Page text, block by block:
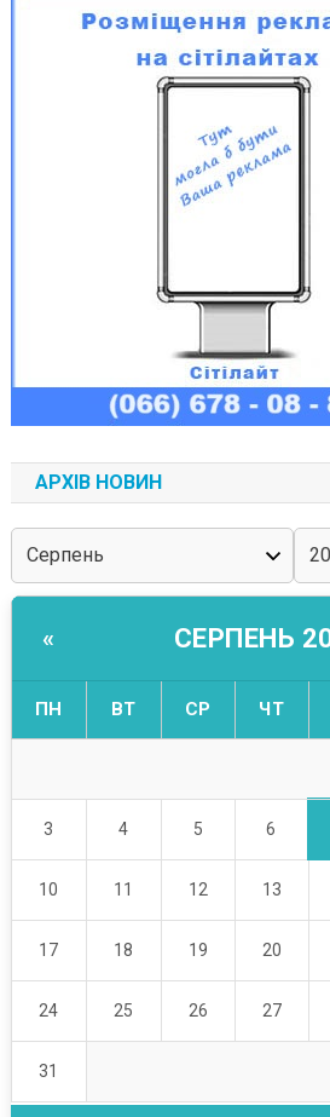
АРХІВ НОВИН
« СЕРПЕНЬ
ПН ВТ СР ЧТ
3 4 5 6
10 11 12 13
17 18 19 20
24 25 26 27
31